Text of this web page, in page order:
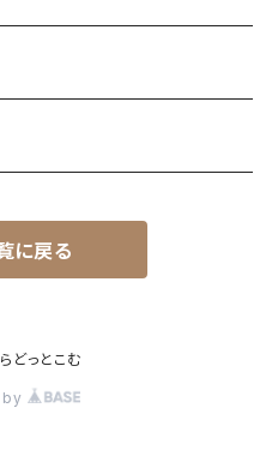
に戻る
どっとこむ